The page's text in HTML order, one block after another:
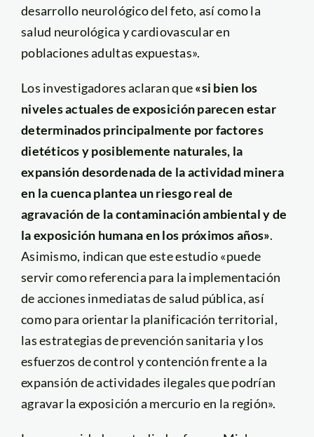
desarrollo neurológico del feto, así como la
salud neurológica y cardiovascular en
poblaciones adultas expuestas».
Los investigadores aclaran que«si bien los
niveles actuales de exposición parecen estar
determinados principalmente por factores
dietéticos y posiblemente naturales, la
expansión desordenada de la actividad minera
en la cuenca plantea un riesgo real de
agravación de la contaminación ambiental y de
la exposición humana en los próximos años».
Asimismo, indican que este estudio «puede
servir como referencia para la implementación
de acciones inmediatas de salud pública, así
como para orientar la planificación territorial,
las estrategias de prevención sanitaria y los
esfuerzos de control y contención frente a la
expansión de actividades ilegales que podrían
agravar la exposición a mercurio en la región».